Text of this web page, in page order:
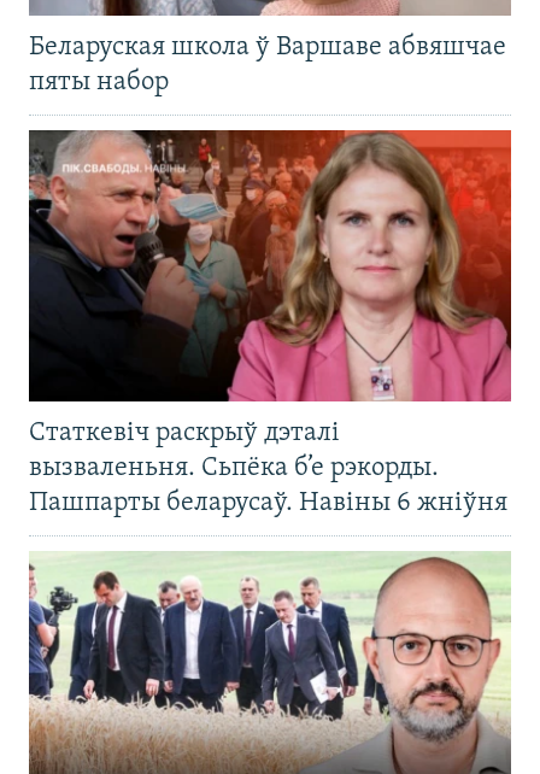
Беларуская школа ў Варшаве абвяшчае
пяты набор
Статкевіч раскрыў дэталі
вызваленьня. Сьпёка б’е рэкорды.
Пашпарты беларусаў. Навіны 6 жніўня